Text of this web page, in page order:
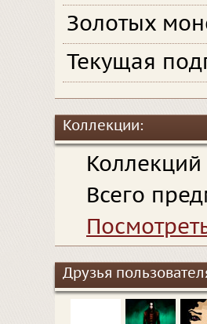
Золотых
Текущая
Коллекции:
Всего
Друзья